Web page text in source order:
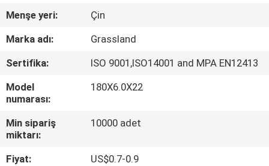
S
HAKKIMIZDA
FABRIKA
TURU
KALITE
Menşe yeri:
Çin
Marka adı:
Grassland
Sertifika:
ISO 9001,ISO14001 and MPA EN12413
Model
numarası:
180X6.0X22
Min sipariş
miktarı:
10000 adet
Fiyat:
US$0.7-0.9